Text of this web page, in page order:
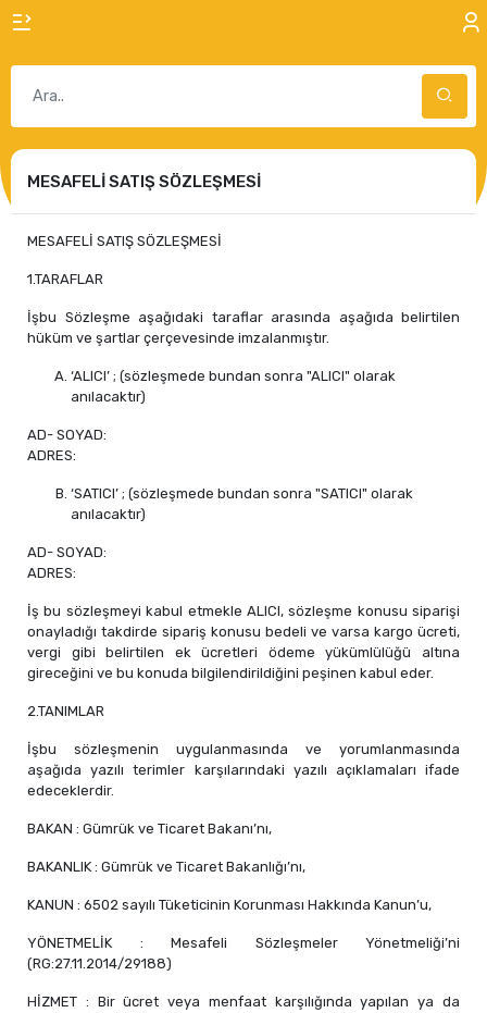
MESAFELİ SATIŞ SÖZLEŞMESİ
MESAFELİ SATIŞ SÖZLEŞMESİ
1.TARAFLAR
İşbu Sözleşme aşağıdaki taraflar arasında aşağıda belirtilen
hüküm ve şartlar çerçevesinde imzalanmıştır.
‘ALICI’ ; (sözleşmede bundan sonra "ALICI" olarak
anılacaktır)
AD- SOYAD:
ADRES:
‘SATICI’ ; (sözleşmede bundan sonra "SATICI" olarak
anılacaktır)
AD- SOYAD:
ADRES:
İş bu sözleşmeyi kabul etmekle ALICI, sözleşme konusu siparişi
onayladığı takdirde sipariş konusu bedeli ve varsa kargo ücreti,
vergi gibi belirtilen ek ücretleri ödeme yükümlülüğü altına
gireceğini ve bu konuda bilgilendirildiğini peşinen kabul eder.
2.TANIMLAR
İşbu sözleşmenin uygulanmasında ve yorumlanmasında
aşağıda yazılı terimler karşılarındaki yazılı açıklamaları ifade
edeceklerdir.
BAKAN : Gümrük ve Ticaret Bakanı’nı,
BAKANLIK : Gümrük ve Ticaret Bakanlığı’nı,
KANUN : 6502 sayılı Tüketicinin Korunması Hakkında Kanun’u,
YÖNETMELİK : Mesafeli Sözleşmeler Yönetmeliği’ni
(RG:27.11.2014/29188)
HİZMET : Bir ücret veya menfaat karşılığında yapılan ya da